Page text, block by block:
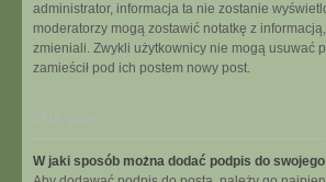
administrator, informacja ta nie zostanie
moderatorzy mogą zostawić notatkę z
zmieniali. Zwykli użytkownicy nie mogą usuwać
zamieścił pod ich postem nowy post.
Na górę
W jaki sposób można dodać podpis do